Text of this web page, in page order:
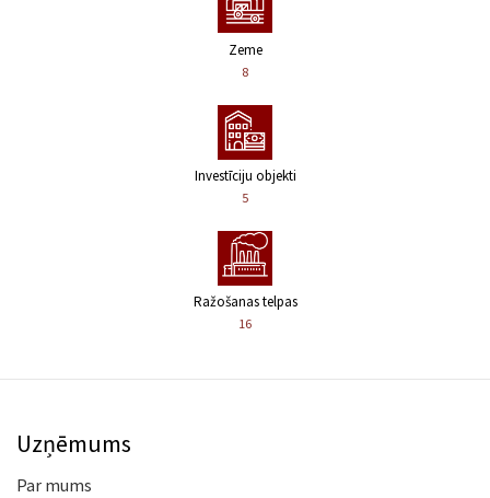
Zeme
8
Investīciju objekti
5
Ražošanas telpas
16
Uzņēmums
Par mums